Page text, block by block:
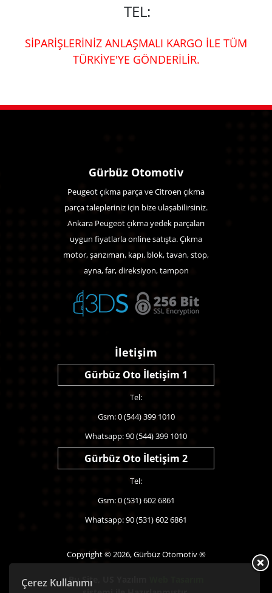
TEL:
SİPARİŞLERİNİZ ANLAŞMALI KARGO İLE TÜM
TÜRKİYE'YE GÖNDERİLİR.
Çerez Kullanımı
Gürbüz Otomotiv
Peugeot çıkma parça ve Citroen çıkma
parça talepleriniz için bize ulaşabilirsiniz.
Ankara Peugeot çıkma yedek parçaları
uygun fiyatlarla online satışta. Çıkma
motor, şanzıman, kapı. blok, tavan, stop,
ayna, far, direksiyon, tampon
İletişim
Gürbüz Oto İletişim 1
Tel:
Gsm: 0 (544) 399 1010
Whatsapp: 90 (544) 399 1010
Gürbüz Oto İletişim 2
Tel:
Gsm: 0 (531) 602 6861
Whatsapp: 90 (531) 602 6861
Copyright © 2026, Gürbüz Otomotiv ®
Bu Site,